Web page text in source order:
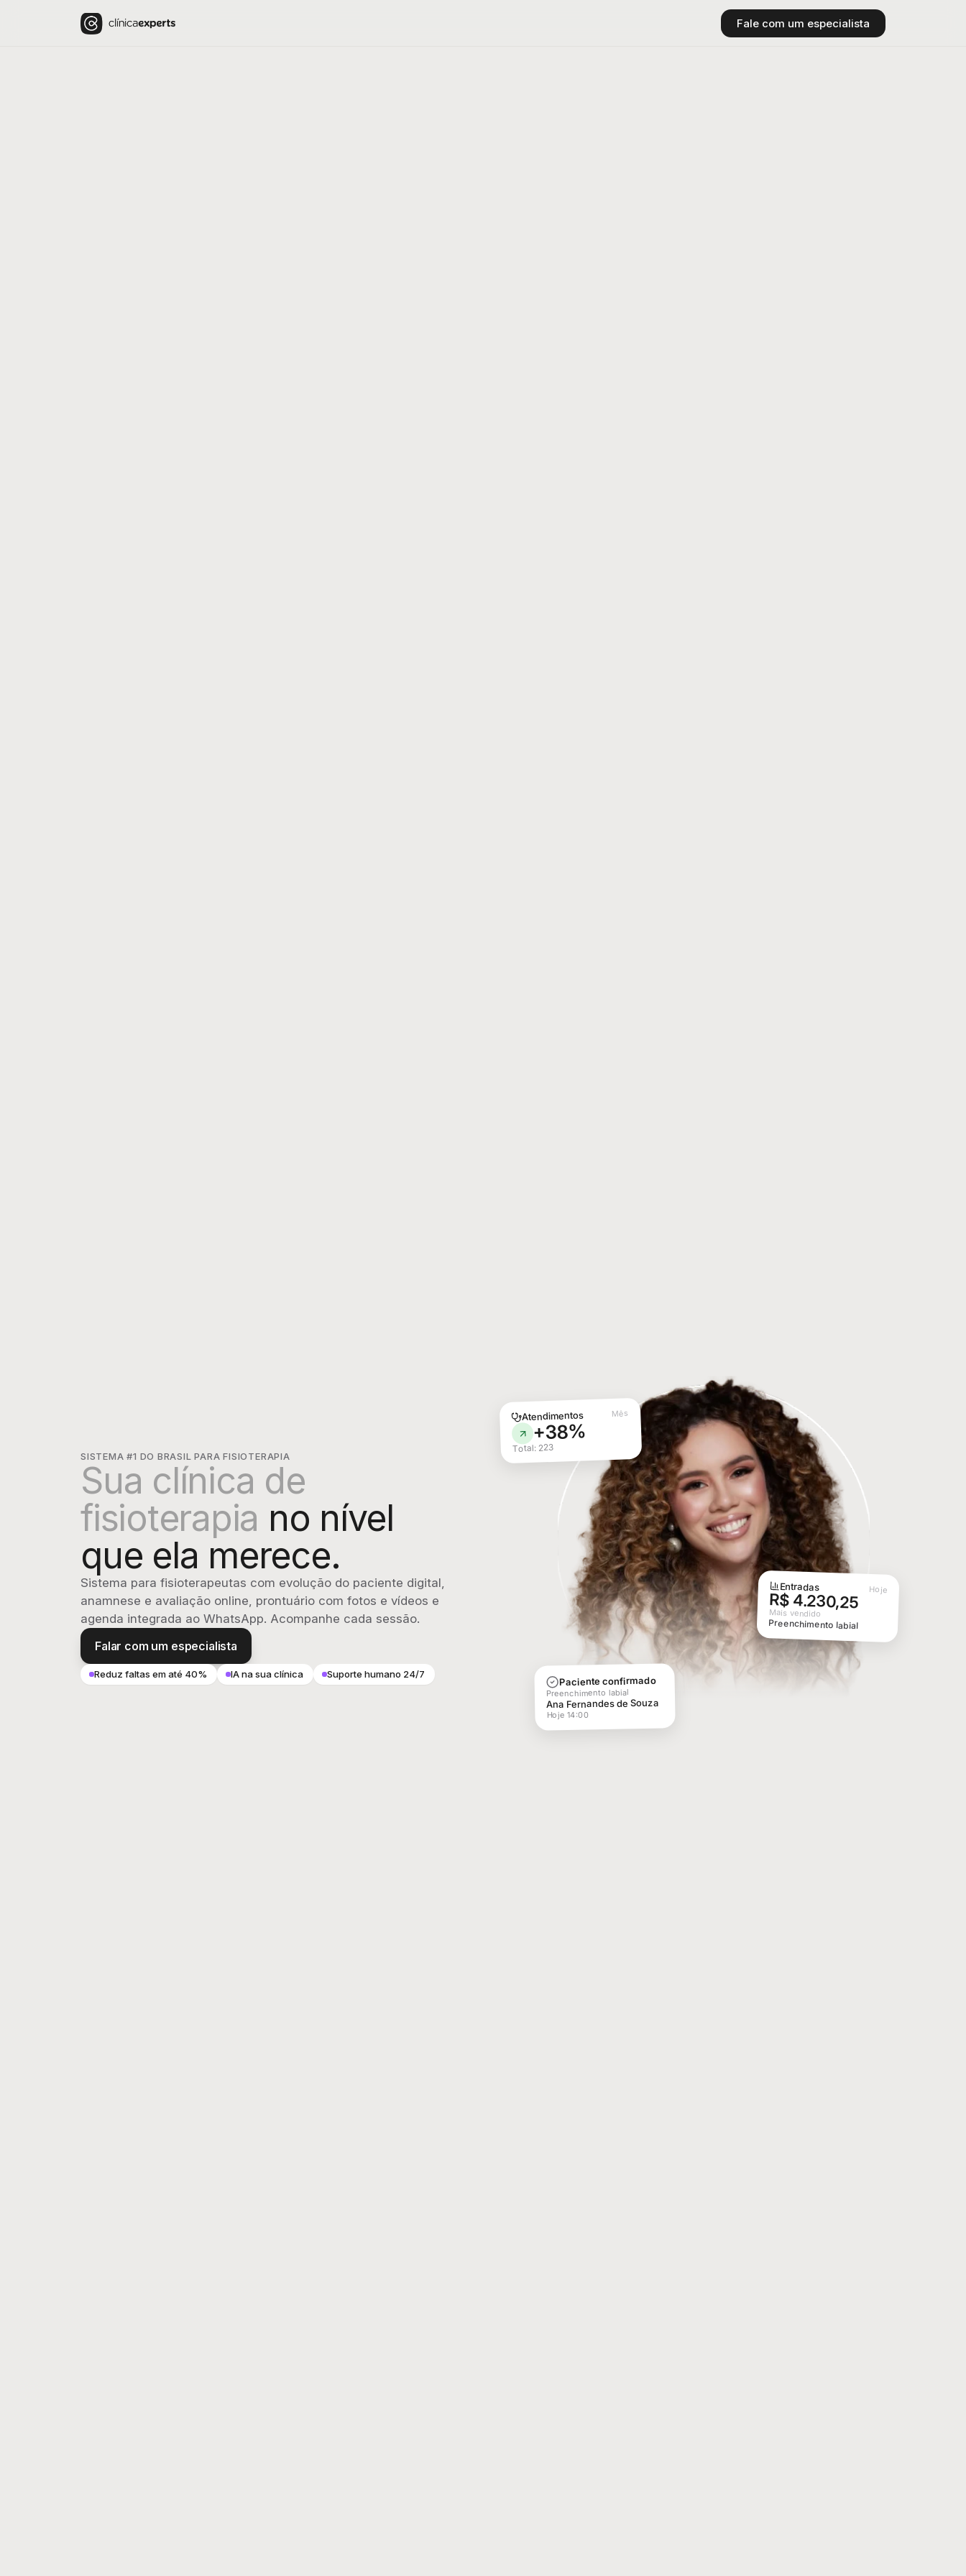
Fale com um especialista
SISTEMA #1 DO BRASIL PARA FISIOTERAPIA
Sua clínica de
fisioterapia no nível
que ela merece.
Sistema para fisioterapeutas com evolução do paciente digital,
anamnese e avaliação online, prontuário com fotos e vídeos e
agenda integrada ao WhatsApp. Acompanhe cada sessão.
Falar com um especialista
Reduz faltas em até 40% IA na sua clínica Suporte humano 24/7
Atendimentos Mês
+38%
Total: 223
Entradas Hoje
R$ 4.230,25
Mais vendido
Preenchimento labial
Paciente confirmado
Preenchimento labial
Ana Fernandes de Souza
Hoje 14:00